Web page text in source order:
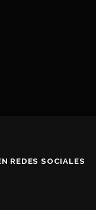
REDES SOCIALES